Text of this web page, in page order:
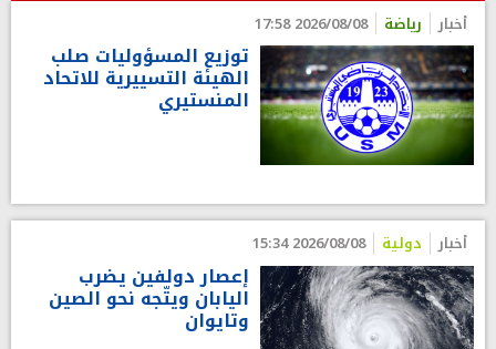
أخبار رياضة 2026/08/08 17:58
توزيع المسؤوليات صلب
الهيئة التسييرية للاتحاد
المنستيري
أخبار دولية 2026/08/08 15:34
إعصار دولفين يضرب
اليابان ويتّجه نحو الصين
وتايوان